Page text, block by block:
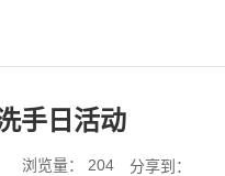
手日活动
浏览量： 204 分享到：